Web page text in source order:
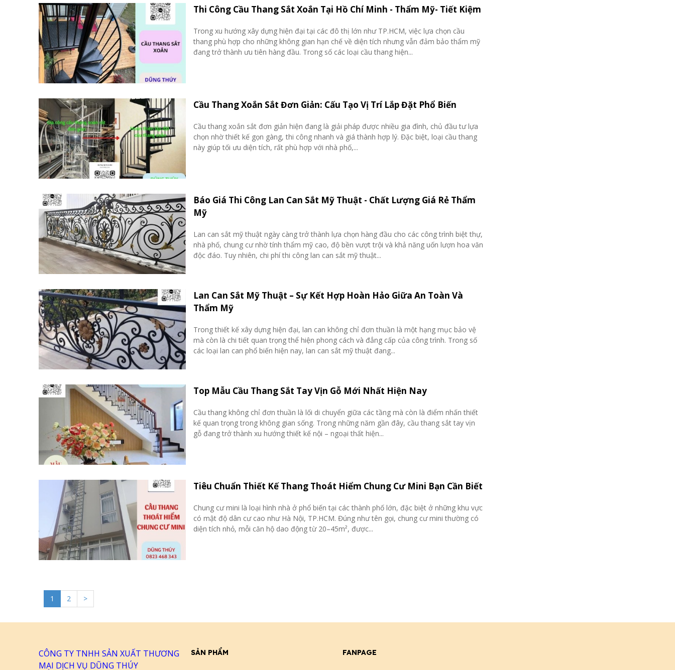
Thi Công Cầu Thang Sắt Xoắn Tại Hồ Chí Minh - Thẩm Mỹ- Tiết Kiệm
Trong xu hướng xây dựng hiện đại tại các đô thị lớn như TP.HCM, việc lựa chọn cầu
thang phù hợp cho những không gian hạn chế về diện tích nhưng vẫn đảm bảo thẩm mỹ
đang trở thành ưu tiên hàng đầu. Trong số các loại cầu thang hiện...
Cầu Thang Xoắn Sắt Đơn Giản: Cấu Tạo Vị Trí Lắp Đặt Phổ Biến
Cầu thang xoắn sắt đơn giản hiện đang là giải pháp được nhiều gia đình, chủ đầu tư lựa
chọn nhờ thiết kế gọn gàng, thi công nhanh và giá thành hợp lý. Đặc biệt, loại cầu thang
này giúp tối ưu diện tích, rất phù hợp với nhà phố,...
Báo Giá Thi Công Lan Can Sắt Mỹ Thuật - Chất Lượng Giá Rẻ Thẩm
Mỹ
Lan can sắt mỹ thuật ngày càng trở thành lựa chọn hàng đầu cho các công trình biệt thự,
nhà phố, chung cư nhờ tính thẩm mỹ cao, độ bền vượt trội và khả năng uốn lượn hoa văn
độc đáo. Tuy nhiên, chi phí thi công lan can sắt mỹ thuật...
Lan Can Sắt Mỹ Thuật – Sự Kết Hợp Hoàn Hảo Giữa An Toàn Và
Thẩm Mỹ
Trong thiết kế xây dựng hiện đại, lan can không chỉ đơn thuần là một hạng mục bảo vệ
mà còn là chi tiết quan trọng thể hiện phong cách và đẳng cấp của công trình. Trong số
các loại lan can phổ biến hiện nay, lan can sắt mỹ thuật đang...
Top Mẫu Cầu Thang Sắt Tay Vịn Gỗ Mới Nhất Hiện Nay
Cầu thang không chỉ đơn thuần là lối di chuyển giữa các tầng mà còn là điểm nhấn thiết
kế quan trọng trong không gian sống. Trong những năm gần đây, cầu thang sắt tay vịn
gỗ đang trở thành xu hướng thiết kế nội – ngoại thất hiện...
Tiêu Chuẩn Thiết Kế Thang Thoát Hiểm Chung Cư Mini Bạn Cần Biết
Chung cư mini là loại hình nhà ở phổ biến tại các thành phố lớn, đặc biệt ở những khu vực
có mật độ dân cư cao như Hà Nội, TP.HCM. Đúng như tên gọi, chung cư mini thường có
diện tích nhỏ, mỗi căn hộ dao động từ 20–45m², được...
1 2 >
CÔNG TY TNHH SẢN XUẤT THƯƠNG
MẠI DỊCH VỤ DŨNG THÚY
SẢN PHẨM FANPAGE